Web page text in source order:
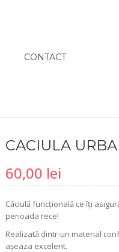
CONTACT
CACIULA
60,00 lei
Căciulă funcțională ce îți
perioada rece!
Realizată dintr-un material
așeaza excelent.